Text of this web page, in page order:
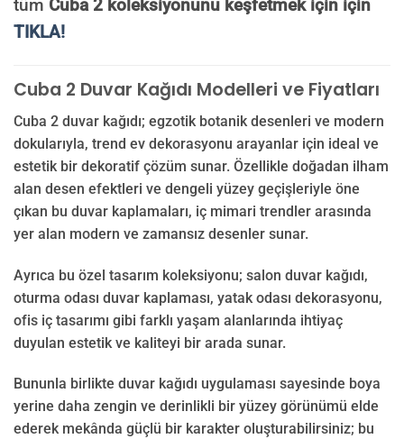
tüm Cuba 2 koleksiyonunu keşfetmek için için
TIKLA!
Cuba 2 Duvar Kağıdı Modelleri ve Fiyatları
Cuba 2 duvar kağıdı; egzotik botanik desenleri ve modern
dokularıyla, trend ev dekorasyonu arayanlar için ideal ve
estetik bir dekoratif çözüm sunar. Özellikle doğadan ilham
alan desen efektleri ve dengeli yüzey geçişleriyle öne
çıkan bu duvar kaplamaları, iç mimari trendler arasında
yer alan modern ve zamansız desenler sunar.
Ayrıca bu özel tasarım koleksiyonu; salon duvar kağıdı,
oturma odası duvar kaplaması, yatak odası dekorasyonu,
ofis iç tasarımı gibi farklı yaşam alanlarında ihtiyaç
duyulan estetik ve kaliteyi bir arada sunar.
Bununla birlikte duvar kağıdı uygulaması sayesinde boya
yerine daha zengin ve derinlikli bir yüzey görünümü elde
ederek mekânda güçlü bir karakter oluşturabilirsiniz; bu